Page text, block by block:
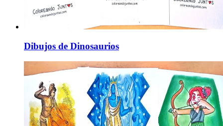
Dibujos de Dinosaurios